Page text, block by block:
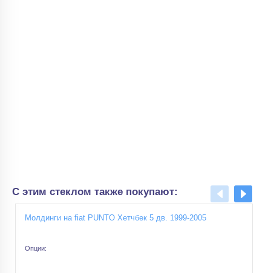
С этим стеклом также покупают:
Молдинги на fiat PUNTO Хетчбек 5 дв. 1999-2005
Опции: